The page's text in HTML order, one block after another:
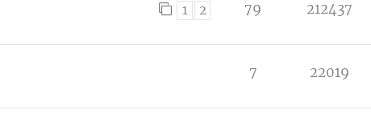
1 2 79 212437
7 22019